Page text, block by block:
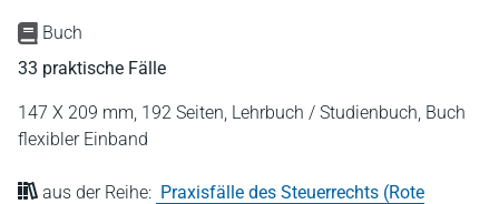
Buch
33 praktische Fälle
147 X 209 mm, 192 Seiten, Lehrbuch / Studienbuch, Buch
flexibler Einband
aus der Reihe: Praxisfälle des Steuerrechts (Rote